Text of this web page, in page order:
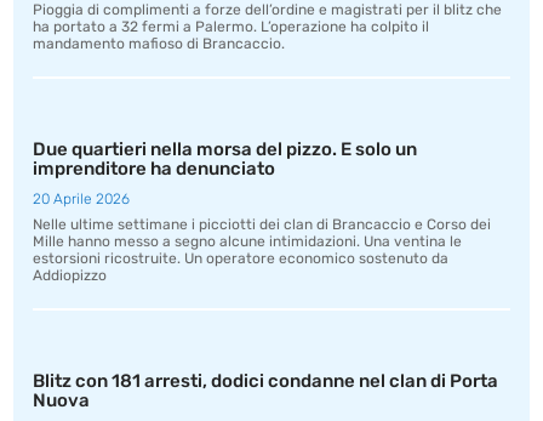
Pioggia di complimenti a forze dell’ordine e magistrati per il blitz che
ha portato a 32 fermi a Palermo. L’operazione ha colpito il
mandamento mafioso di Brancaccio.
Due quartieri nella morsa del pizzo. E solo un
imprenditore ha denunciato
20 Aprile 2026
Nelle ultime settimane i picciotti dei clan di Brancaccio e Corso dei
Mille hanno messo a segno alcune intimidazioni. Una ventina le
estorsioni ricostruite. Un operatore economico sostenuto da
Addiopizzo
Blitz con 181 arresti, dodici condanne nel clan di Porta
Nuova